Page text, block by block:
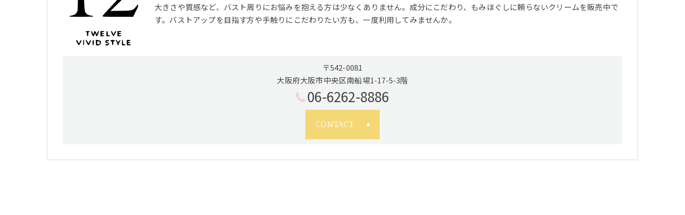
大きさや質感など、バスト周りにお悩みを抱える方は少なくありません。成分にこだわり、もみほぐしに頼らないクリームを販売中で
す。バストアップを目指す方や手触りにこだわりたい方も、一度利用してみませんか。
〒542-0081
大阪府大阪市中央区南船場1-17-5-3階
06-6262-8886
CONTACT